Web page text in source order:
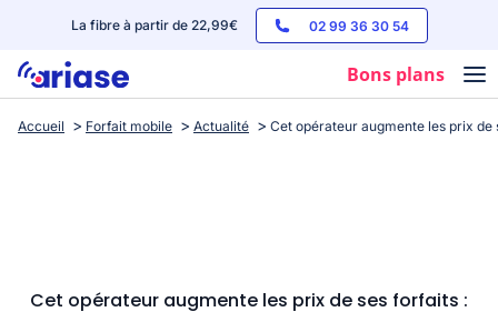
La fibre à partir de 22,99€ 02 99 36 30 54
Bons plans
Box internet
Streaming
Accueil Forfait mobile Actualité Cet opérateur augmente les prix
Cet opérateur augmente les prix de ses forfaits :